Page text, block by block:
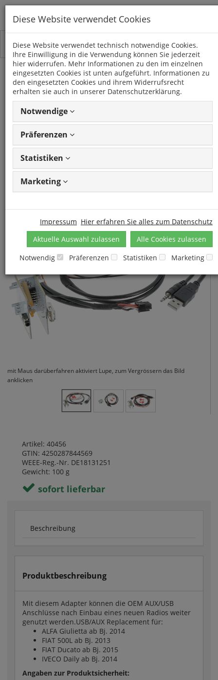
Toggle
navigation
Kategorien
USB AUX Replacement
ALFA Giulietta FIAT 500L
Ducato IVECO Daily
zum Produkt stellen
mit Maus darüberfahren aktiviert Lupe, zum Vergrössern das Bild
anklicken
Artikel: 40456
GTIN: 4250287844569
WEEE-Reg.-Nr. DE18131251
Gewicht: 100 g
sofort lieferbar
Beschreibung
Produktbeschreibung
Mit diesem Adapter können die OEM AUX/USB
Anschlüsse nach Einbau eines neuen Radios weiter
genutzt werden.USB/AUX Replacement für:
ALFA Giulietta ab Bj. 2014
FIAT 500L ab Bj. 2013
FIAT Ducato ab Bj. 2015
IVECO Daily ab Bj. 2014
Angaben zur Produktsicherheit:
Diese Website verwendet Cookies
Diese Website verwendet technisch notwendige Cookies.
Ihre Einwilligung in die Verwendung können Sie jederzeit
hier widerrufen. Mehr Informationen zu den im einzelnen
eingesetzten Cookies ist unten aufgeführt. Informationen zu
den eingesetzten Cookies und ihrem Widerrufsrecht
erhalten sie auch in unserer Datenschutzerklärung.
Notwendige
Präferenzen
Statistiken
Marketing
Impressum Hier erfahren Sie alles zum Datenschutz
Aktuelle Auswahl zulassen
Alle Cookies zulassen
Notwendig
Präferenzen Statistiken Marketing